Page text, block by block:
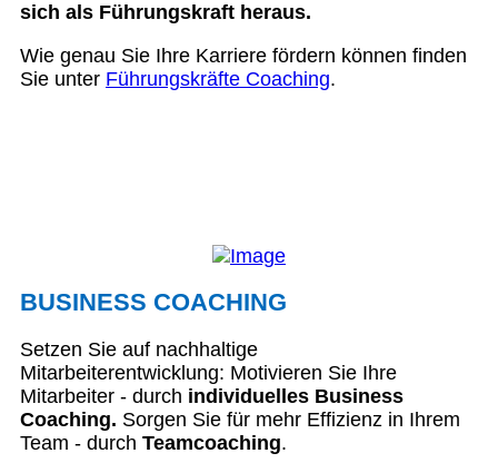
sich als Führungskraft heraus.
Wie genau Sie Ihre Karriere fördern können finden
Sie unter Führungskräfte Coaching.
BUSINESS COACHING
Setzen Sie auf nachhaltige
Mitarbeiterentwicklung: Motivieren Sie Ihre
Mitarbeiter - durch individuelles Business
Coaching. Sorgen Sie für mehr Effizienz in Ihrem
Team - durch Teamcoaching.